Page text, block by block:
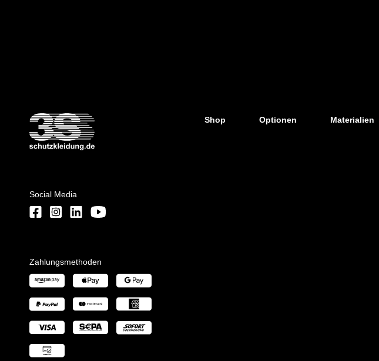
Social Media
Zahlungsmethoden
Shop Optionen Materialien